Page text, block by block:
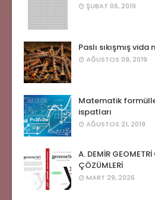
ŞUBAT 06, 2019
Paslı sıkışmış vida
AĞUSTOS 09, 2019
Matematik
ispatları
AĞUSTOS 21, 2019
A. DEMİR
ÇÖZÜMLERİ
MART 29, 2026